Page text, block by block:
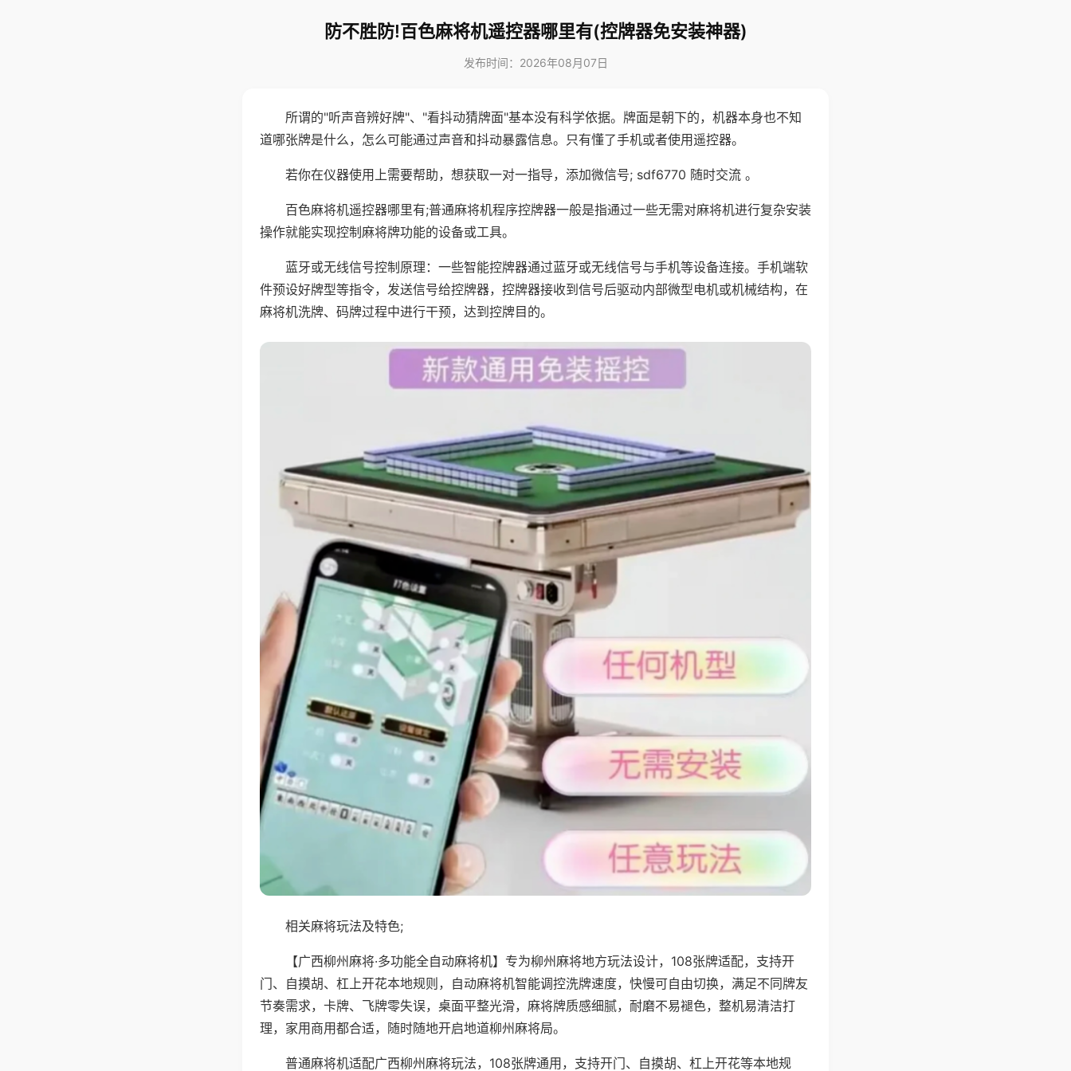
防不胜防!百色麻将机遥控器哪里有(控牌器免安装神器)
发布时间：2026年08月07日
所谓的"听声音辨好牌"、"看抖动猜牌面"基本没有科学依据。牌面是朝下的，机器本身也不知
道哪张牌是什么，怎么可能通过声音和抖动暴露信息。只有懂了手机或者使用遥控器。
若你在仪器使用上需要帮助，想获取一对一指导，添加微信号; sdf6770 随时交流 。
百色麻将机遥控器哪里有;普通麻将机程序控牌器一般是指通过一些无需对麻将机进行复杂安装
操作就能实现控制麻将牌功能的设备或工具。
蓝牙或无线信号控制原理：一些智能控牌器通过蓝牙或无线信号与手机等设备连接。手机端软
件预设好牌型等指令，发送信号给控牌器，控牌器接收到信号后驱动内部微型电机或机械结构，在
麻将机洗牌、码牌过程中进行干预，达到控牌目的。
相关麻将玩法及特色;
【广西柳州麻将·多功能全自动麻将机】专为柳州麻将地方玩法设计，108张牌适配，支持开
门、自摸胡、杠上开花本地规则，自动麻将机智能调控洗牌速度，快慢可自由切换，满足不同牌友
节奏需求，卡牌、飞牌零失误，桌面平整光滑，麻将牌质感细腻，耐磨不易褪色，整机易清洁打
理，家用商用都合适，随时随地开启地道柳州麻将局。
普通麻将机适配广西柳州麻将玩法，108张牌通用，支持开门、自摸胡、杠上开花等本地规